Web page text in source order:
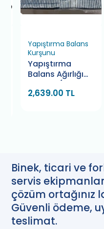
Yapıştırma Balans
Kurşunu
Yapıştırma
Balans Ağırlığı
5-10 gr. (400
Adet)
2,639.00 TL
Binek, ticari ve
servis
çözüm ortağınız
Güvenli ödeme,
teslimat.